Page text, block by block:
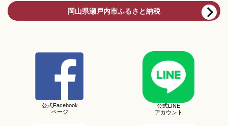
岡山県瀬戸内市ふるさと納税
公式Facebook
ページ
公式LINE
アカウント